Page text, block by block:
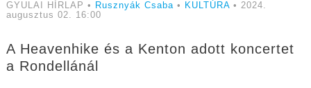
GYULAI HÍRLAP • Rusznyák Csaba• KULTÚRA• 2024.
augusztus 02. 16:00
A Heavenhike és a Kenton adott koncertet
a Rondellánál